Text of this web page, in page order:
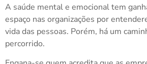
A saúde mental e emocional tem
espaço nas organizações por
vida das pessoas. Porém, há um
percorrido.